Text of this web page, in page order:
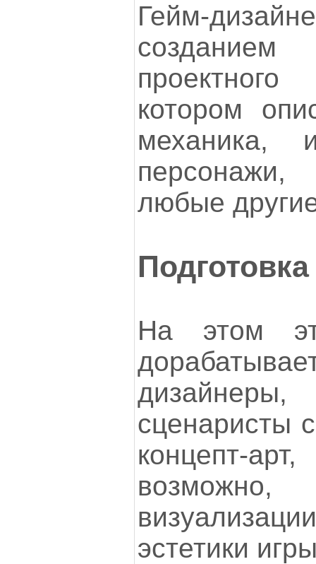
Гейм-
котором
механика,
любые
На этом
сценаристы
концепт-
эстетики